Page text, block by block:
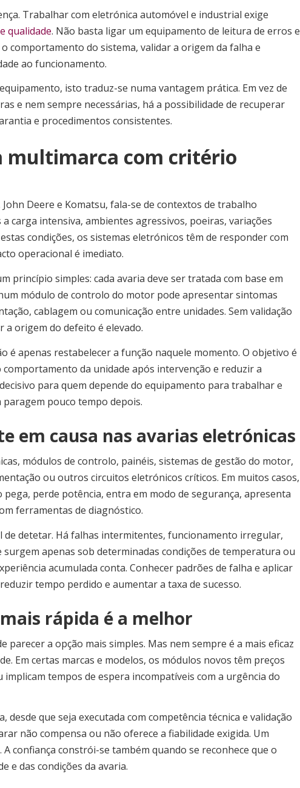
Trabalhar com eletrónica automóvel e industrial exige
qualidade. Não basta ligar um equipamento de leitura de erros e
comportamento do sistema, validar a origem da falha e
ao funcionamento.
isto traduz-se numa vantagem prática. Em vez de
e nem sempre necessárias, há a possibilidade de recuperar
e procedimentos consistentes.
multimarca com critério
John Deere e Komatsu, fala-se de contextos de trabalho
carga intensiva, ambientes agressivos, poeiras, variações
condições, os sistemas eletrónicos têm de responder com
operacional é imediato.
princípio simples: cada avaria deve ser tratada com base em
módulo de controlo do motor pode apresentar sintomas
cablagem ou comunicação entre unidades. Sem validação
a origem do defeito é elevado.
é apenas restabelecer a função naquele momento. O objetivo é
da unidade após intervenção e reduzir a
para quem depende do equipamento para trabalhar e
pouco tempo depois.
em causa nas avarias eletrónicas
módulos de controlo, painéis, sistemas de gestão do motor,
ou outros circuitos eletrónicos críticos. Em muitos casos,
perde potência, entra em modo de segurança, apresenta
ferramentas de diagnóstico.
de detetar. Há falhas intermitentes, funcionamento irregular,
apenas sob determinadas condições de temperatura ou
acumulada conta. Conhecer padrões de falha e aplicar
tempo perdido e aumentar a taxa de sucesso.
rápida é a melhor
a opção mais simples. Mas nem sempre é a mais eficaz
Em certas marcas e modelos, os módulos novos têm preços
tempos de espera incompatíveis com a urgência do
que seja executada com competência técnica e validação
não compensa ou não oferece a fiabilidade exigida. Um
confiança constrói-se também quando se reconhece que o
e das condições da avaria.